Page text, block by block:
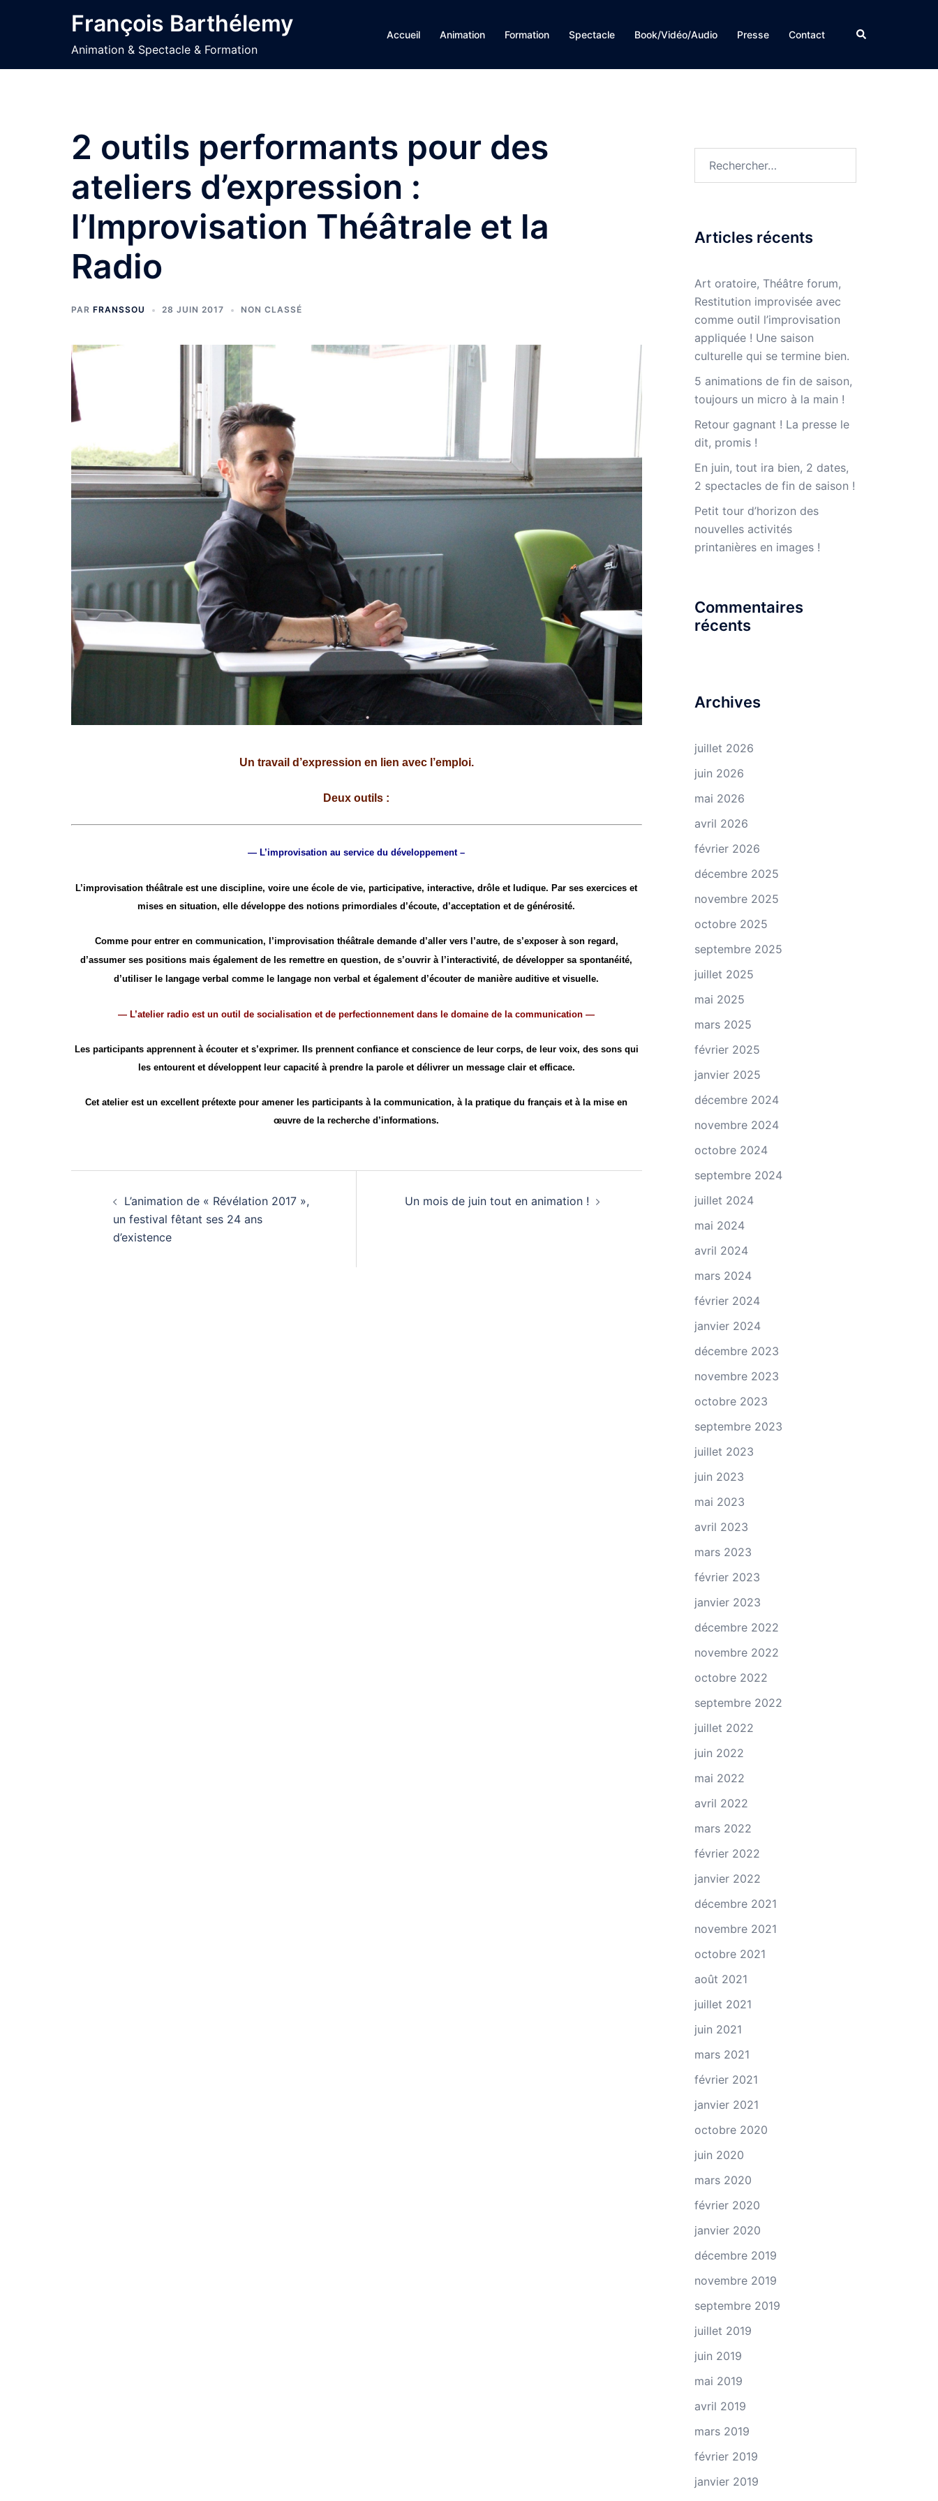
François Barthélemy
Animation & Spectacle & Formation
Accueil Animation Formation Spectacle Book/Vidéo/Audio Presse Contact Rechercher
2 outils performants pour des
ateliers d’expression :
l’Improvisation Théâtrale et la
Radio
PAR FRANSSOU 28 JUIN 2017 NON CLASSÉ
Un travail d’expression en lien avec l’emploi.
Deux outils :
— L’improvisation au service du développement –
L’improvisation théâtrale est une discipline, voire une école de vie, participative, interactive, drôle et ludique. Par ses exercices et
mises en situation, elle développe des notions primordiales d’écoute, d’acceptation et de générosité.
Comme pour entrer en communication, l’improvisation théâtrale demande d’aller vers l’autre, de s’exposer à son regard,
d’assumer ses positions mais également de les remettre en question, de s’ouvrir à l’interactivité, de développer sa spontanéité,
d’utiliser le langage verbal comme le langage non verbal et également d’écouter de manière auditive et visuelle.
— L’atelier radio est un outil de socialisation et de perfectionnement dans le domaine de la communication —
Les participants apprennent à écouter et s’exprimer. Ils prennent confiance et conscience de leur corps, de leur voix, des sons qui
les entourent et développent leur capacité à prendre la parole et délivrer un message clair et efficace.
Cet atelier est un excellent prétexte pour amener les participants à la communication, à la pratique du français et à la mise en
œuvre de la recherche d’informations.
d’article
L’animation de « Révélation 2017 »,
un festival fêtant ses 24 ans
d’existence
Un mois de juin tout en animation !
Articles récents
Art oratoire, Théâtre forum,
Restitution improvisée avec
comme outil l’improvisation
appliquée ! Une saison
culturelle qui se termine bien.
5 animations de fin de saison,
toujours un micro à la main !
Retour gagnant ! La presse le
dit, promis !
En juin, tout ira bien, 2 dates,
2 spectacles de fin de saison !
Petit tour d’horizon des
nouvelles activités
printanières en images !
Commentaires
récents
Archives
juillet 2026
juin 2026
mai 2026
avril 2026
février 2026
décembre 2025
novembre 2025
octobre 2025
septembre 2025
juillet 2025
mai 2025
mars 2025
février 2025
janvier 2025
décembre 2024
novembre 2024
octobre 2024
septembre 2024
juillet 2024
mai 2024
avril 2024
mars 2024
février 2024
janvier 2024
décembre 2023
novembre 2023
octobre 2023
septembre 2023
juillet 2023
juin 2023
mai 2023
avril 2023
mars 2023
février 2023
janvier 2023
décembre 2022
novembre 2022
octobre 2022
septembre 2022
juillet 2022
juin 2022
mai 2022
avril 2022
mars 2022
février 2022
janvier 2022
décembre 2021
novembre 2021
octobre 2021
août 2021
juillet 2021
juin 2021
mars 2021
février 2021
janvier 2021
octobre 2020
juin 2020
mars 2020
février 2020
janvier 2020
décembre 2019
novembre 2019
septembre 2019
juillet 2019
juin 2019
mai 2019
avril 2019
mars 2019
février 2019
janvier 2019